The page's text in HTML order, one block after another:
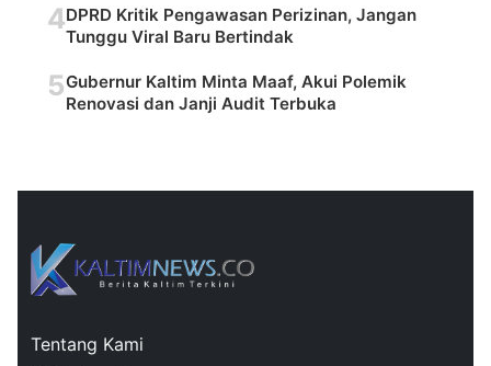
4DPRD Kritik Pengawasan Perizinan, Jangan
Tunggu Viral Baru Bertindak
5Gubernur Kaltim Minta Maaf, Akui Polemik
Renovasi dan Janji Audit Terbuka
Tentang Kami